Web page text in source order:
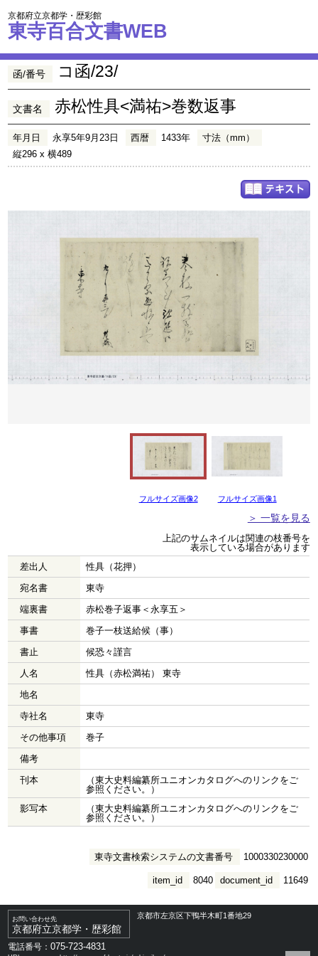
京都府立京都学・歴彩館
東寺百合文書WEB
函/番号 コ函/23/
文書名 赤松性具<満祐>巻数返事
年月日 永享5年9月23日 西暦 1433年
寸法（mm）
縦296 x 横489
フルサイズ画像2 フルサイズ画像1
＞ 一覧を見る
上記のサムネイルは関連の枝番号を
表示している場合があります
差出人
性具（花押）
宛名書
東寺
端裏書
赤松巻子返事＜永享五＞
事書
巻子一枝送給候（事）
書止
候恐々謹言
人名
性具（赤松満祐） 東寺
地名
寺社名
東寺
その他事項
巻子
備考
刊本
（東大史料編纂所ユニオンカタログへのリンクをご
参照ください。）
影写本
（東大史料編纂所ユニオンカタログへのリンクをご
参照ください。）
東寺文書検索システムの文書番号 1000330230000
document_id 11649
item_id 8040
お問い合わせ先
京都府立京都学・歴彩館
京都市左京区下鴨半木町1番地29
電話番号：075-723-4831